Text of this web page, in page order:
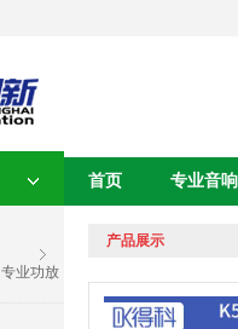
专业功放
首页 专业音响
产品展示